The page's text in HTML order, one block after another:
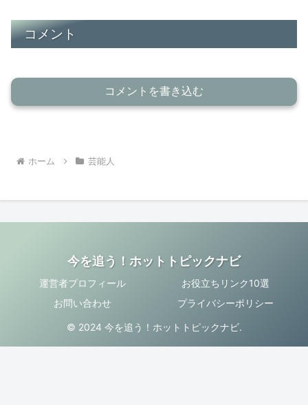
コメント
コメントを書き込む
ホーム 芸能人
今を追う！ホットトピックナビ
運営者プロフィール
お役立ちリンク10選
お問い合わせ
プライバシーポリシー
© 2024 今を追う！ホットトピックナビ.